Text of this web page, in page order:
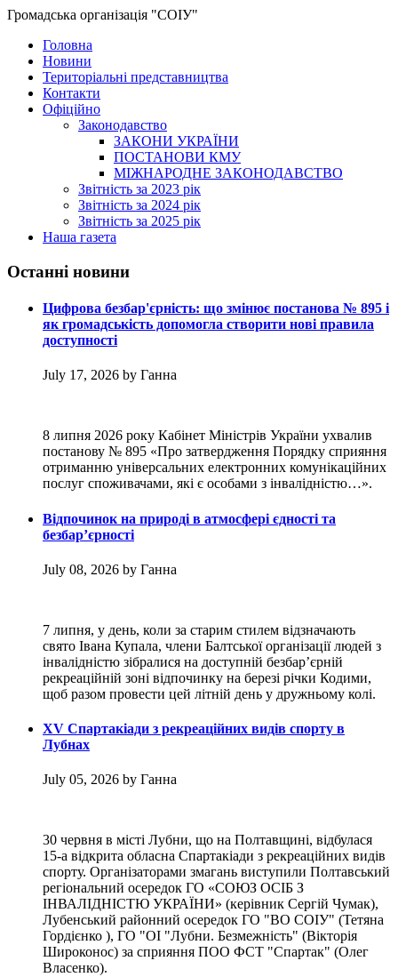
Громадська організація "СОІУ"
Головна
Новини
Територіальні представництва
Контакти
Офіційно
Законодавство
ЗАКОНИ УКРАЇНИ
ПОСТАНОВИ КМУ
МІЖНАРОДНЕ ЗАКОНОДАВСТВО
Звітність за 2023 рік
Звітність за 2024 рік
Звітність за 2025 рік
Наша газета
Останні новини
Цифрова безбар'єрність: що змінює постанова № 895 і
як громадськість допомогла створити нові правила
доступності
July 17, 2026 by Ганна
8 липня 2026 року Кабінет Міністрів України ухвалив
постанову № 895 «Про затвердження Порядку сприяння
отриманню універсальних електронних комунікаційних
послуг споживачами, які є особами з інвалідністю…».
Відпочинок на природі в атмосфері єдності та
безбар’єрності
July 08, 2026 by Ганна
7 липня, у день, коли за старим стилем відзначають
свято Івана Купала, члени Балтської організації людей з
інвалідністю зібралися на доступній безбар’єрній
рекреаційній зоні відпочинку на березі річки Кодими,
щоб разом провести цей літній день у дружньому колі.
XV Спартакіади з рекреаційних видів спорту в
Лубнах
July 05, 2026 by Ганна
30 червня в місті Лубни, що на Полтавщині, відбулася
15-а відкрита обласна Спартакіади з рекреаційних видів
спорту. Організаторами змагань виступили Полтавський
регіональний осередок ГО «СОЮЗ ОСІБ З
ІНВАЛІДНІСТЮ УКРАЇНИ» (керівник Сергій Чумак),
Лубенський районний осередок ГО "ВО СОІУ" (Тетяна
Гордієнко ), ГО "ОІ "Лубни. Безмежність" (Вікторія
Широконос) за сприяння ПОО ФСТ "Спартак" (Олег
Власенко).